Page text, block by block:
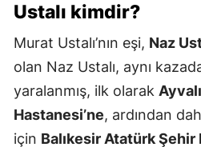
Ustalı kimdir?
Murat Ustalı’nın eşi, Naz
olan Naz Ustalı, aynı
yaralanmış, ilk olarak
Hastanesi’ne, ardından
için Balıkesir Atatürk Şehir